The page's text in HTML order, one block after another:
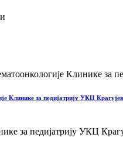
Клинике за педијатрију УКЦ